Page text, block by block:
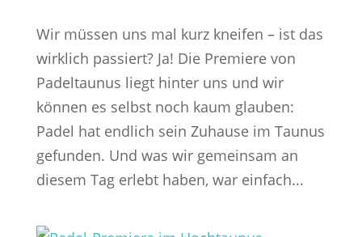
Wir müssen uns mal kurz kneifen – ist das
wirklich passiert? Ja! Die Premiere von
Padeltaunus liegt hinter uns und wir
können es selbst noch kaum glauben:
Padel hat endlich sein Zuhause im Taunus
gefunden. Und was wir gemeinsam an
diesem Tag erlebt haben, war einfach...